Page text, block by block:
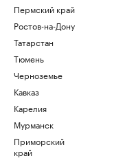
Пермский край
Ростов-на-Дону
Татарстан
Тюмень
Черноземье
Кавказ
Карелия
Мурманск
Приморский
край